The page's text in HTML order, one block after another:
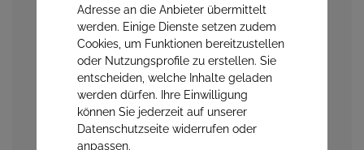
Adresse an die Anbieter übermittelt
werden. Einige Dienste setzen zudem
Cookies, um Funktionen bereitzustellen
oder Nutzungsprofile zu erstellen. Sie
entscheiden, welche Inhalte geladen
werden dürfen. Ihre Einwilligung
können Sie jederzeit auf unserer
Datenschutzseite widerrufen oder
anpassen.